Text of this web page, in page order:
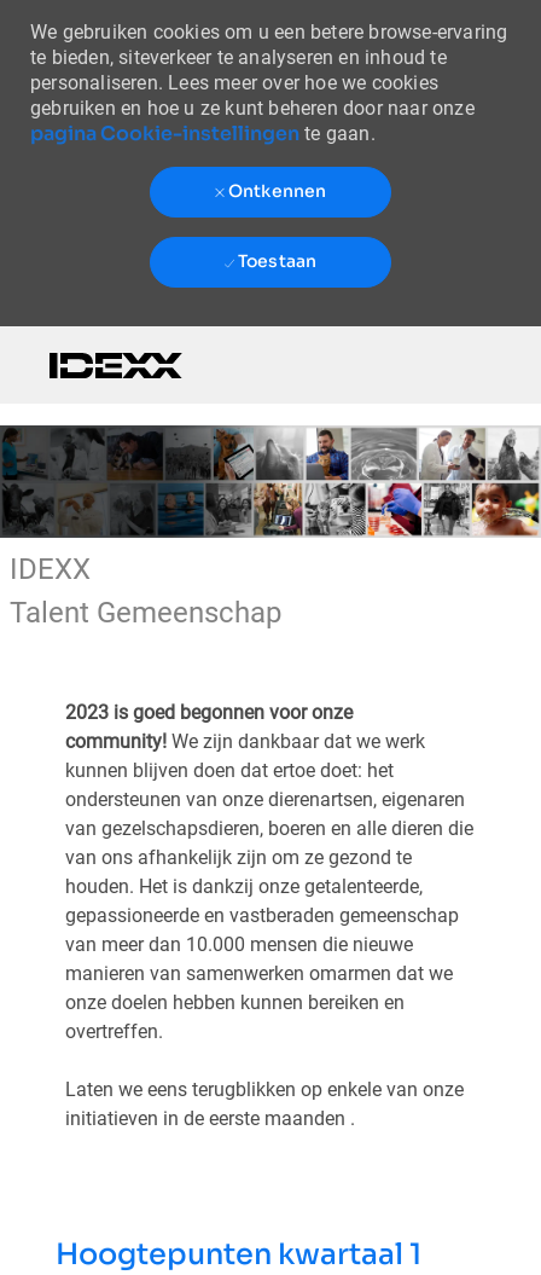
We gebruiken cookies om u een betere browse-ervaring
te bieden, siteverkeer te analyseren en inhoud te
personaliseren. Lees meer over hoe we cookies
gebruiken en hoe u ze kunt beheren door naar onze
pagina Cookie-instellingente gaan.
Ontkennen
Toestaan
IDEXX
Talent Gemeenschap
2023 is goed begonnen voor onze
community! We zijn dankbaar dat we werk
kunnen blijven doen dat ertoe doet: het
ondersteunen van onze dierenartsen, eigenaren
van gezelschapsdieren, boeren en alle dieren die
van ons afhankelijk zijn om ze gezond te
houden. Het is dankzij onze getalenteerde,
gepassioneerde en vastberaden gemeenschap
van meer dan 10.000 mensen die nieuwe
manieren van samenwerken omarmen dat we
onze doelen hebben kunnen bereiken en
overtreffen.
Laten we eens terugblikken op enkele van onze
initiatieven in de eerste maanden .
Hoogtepunten kwartaal 1